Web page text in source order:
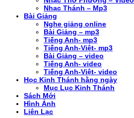
Nhạc Thánh – Mp3
Bài Giảng
Nghe giảng online
Bài Giảng – mp3
Tiếng Anh- mp3
Tiếng Anh-Việt- mp3
Bài Giảng – video
Tiếng Anh- video
Tiếng Anh-Việt- video
Học Kinh Thánh hằng ngày
Mục Lục Kinh Thánh
Sách Mới
Hình Ảnh
Liên Lạc